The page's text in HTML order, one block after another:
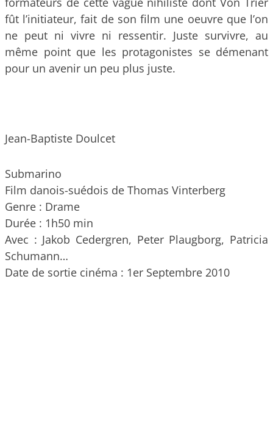
fût l’initiateur, fait de son film une oeuvre que l’on
ne peut ni vivre ni ressentir. Juste survivre, au
même point que les protagonistes se démenant
pour un avenir un peu plus juste.
Jean-Baptiste Doulcet
Submarino
Film danois-suédois de Thomas Vinterberg
Genre : Drame
Durée : 1h50 min
Avec : Jakob Cedergren, Peter Plaugborg, Patricia
Schumann…
Date de sortie cinéma : 1er Septembre 2010